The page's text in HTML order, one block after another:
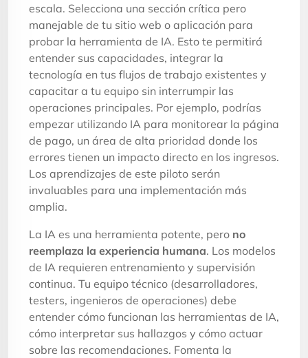
escala. Selecciona una sección crítica pero
manejable de tu sitio web o aplicación para
probar la herramienta de IA. Esto te permitirá
entender sus capacidades, integrar la
tecnología en tus flujos de trabajo existentes y
capacitar a tu equipo sin interrumpir las
operaciones principales. Por ejemplo, podrías
empezar utilizando IA para monitorear la página
de pago, un área de alta prioridad donde los
errores tienen un impacto directo en los ingresos.
Los aprendizajes de este piloto serán
invaluables para una implementación más
amplia.
La IA es una herramienta potente, pero no
reemplaza la experiencia humana. Los modelos
de IA requieren entrenamiento y supervisión
continua. Tu equipo técnico (desarrolladores,
testers, ingenieros de operaciones) debe
entender cómo funcionan las herramientas de IA,
cómo interpretar sus hallazgos y cómo actuar
sobre las recomendaciones. Fomenta la